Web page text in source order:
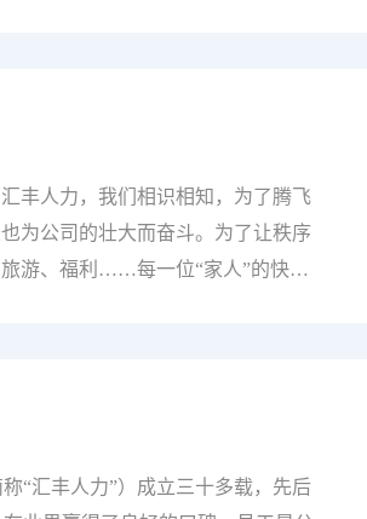
和缜密的思维，在安全管控与技
为新时代电网建设注入生生不息的
苗长成擎天巨木，从初出茅庐的电
丰人力，我们相识相知，为了腾飞
为公司的壮大而奋斗。为了让秩序
游、福利……每一位“家人”的快乐
丰人力始终重视办公室工作氛围的
发展的美好期许。开工日当天，员
“汇丰人力”）成立三十多载，先后